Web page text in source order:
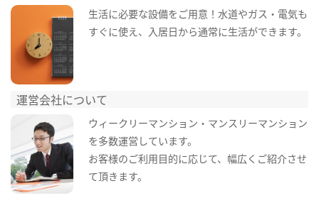
生活に必要な設備をご用意！水道やガス・電気も
すぐに使え、入居日から通常に生活ができます。
運営会社について
ウィークリーマンション・マンスリーマンション
を多数運営しています。
お客様のご利用目的に応じて、幅広くご紹介させ
て頂きます。